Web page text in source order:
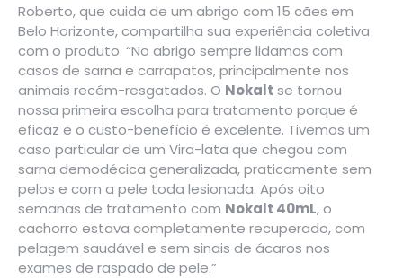
Roberto, que cuida de um abrigo com 15 cães em
Belo Horizonte, compartilha sua experiência coletiva
com o produto. “No abrigo sempre lidamos com
casos de sarna e carrapatos, principalmente nos
animais recém-resgatados. O Nokalt se tornou
nossa primeira escolha para tratamento porque é
eficaz e o custo-benefício é excelente. Tivemos um
caso particular de um Vira-lata que chegou com
sarna demodécica generalizada, praticamente sem
pelos e com a pele toda lesionada. Após oito
semanas de tratamento com Nokalt 40mL, o
cachorro estava completamente recuperado, com
pelagem saudável e sem sinais de ácaros nos
exames de raspado de pele.”